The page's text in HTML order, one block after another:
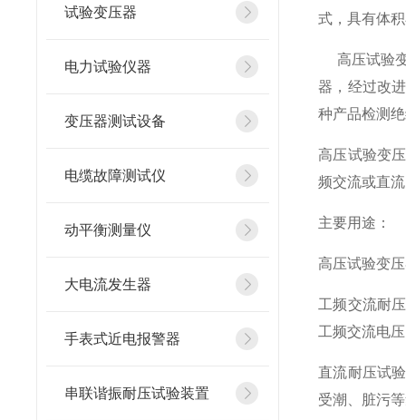
试验变压器
电力试验仪器
变压器测试设备
电缆故障测试仪
动平衡测量仪
大电流发生器
手表式近电报警器
串联谐振耐压试验装置
式，具有体
高压试验变
器，经过改
种产品检测
高压试验变
频交流或直
主要用途：
高压试验变
工频交流耐
工频交流电
直流耐压试
受潮、脏污